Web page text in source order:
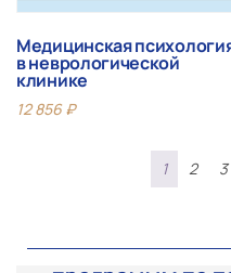
Медицинская
в неврологической
клинике
12 856₽
1 2 3